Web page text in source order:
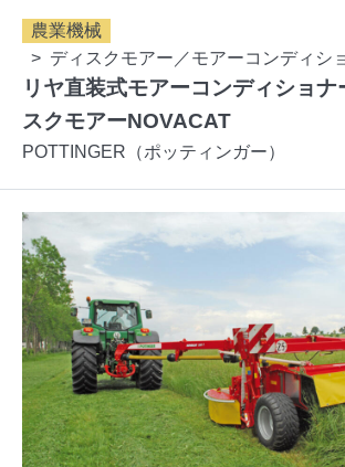
農業機械
ディスクモアー／モアーコンディシ
リヤ直装式モアーコンディショナ
スクモアーNOVACAT
POTTINGER（ポッティンガー）